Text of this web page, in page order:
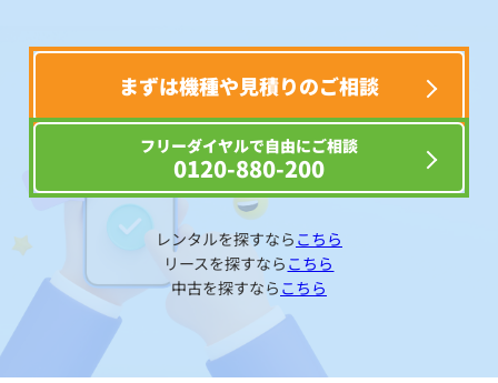
まずは機種や見積りのご相談
フリーダイヤルで自由にご相談
0120-880-200
レンタルを探すなら こちら
リースを探すなら こちら
中古を探すなら こちら